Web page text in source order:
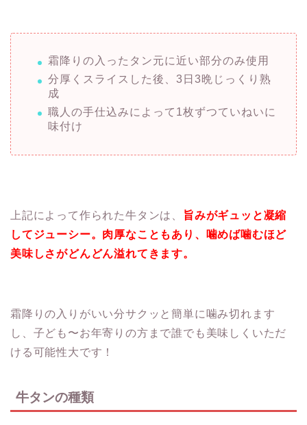
霜降りの入ったタン元に近い部分のみ使用
分厚くスライスした後、3日3晩じっくり熟
成
職人の手仕込みによって1枚ずつていねいに
味付け
上記によって作られた牛タンは、
旨みがギュッと凝縮
してジューシー。肉厚なこともあり、噛めば噛むほど
美味しさがどんどん溢れてきます。
霜降りの入りがいい分サクッと簡単に噛み切れます
し、子ども〜お年寄りの方まで誰でも美味しくいただ
ける可能性大です！
牛タンの種類